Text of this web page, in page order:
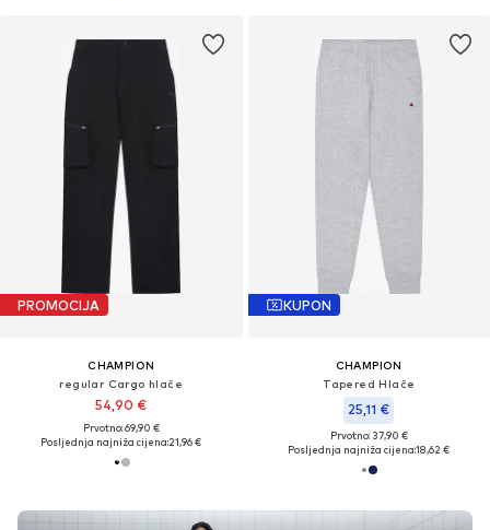
PROMOCIJA
CHAMPION
regular Cargo hlače
54,90 €
Prvotno: 69,90 €
Posljednja najniža cijena:21,96 €
KUPON
CHAMPION
Tapered Hlače
25,11 €
Prvotno: 37,90 €
Posljednja najniža cijena:18,62 €